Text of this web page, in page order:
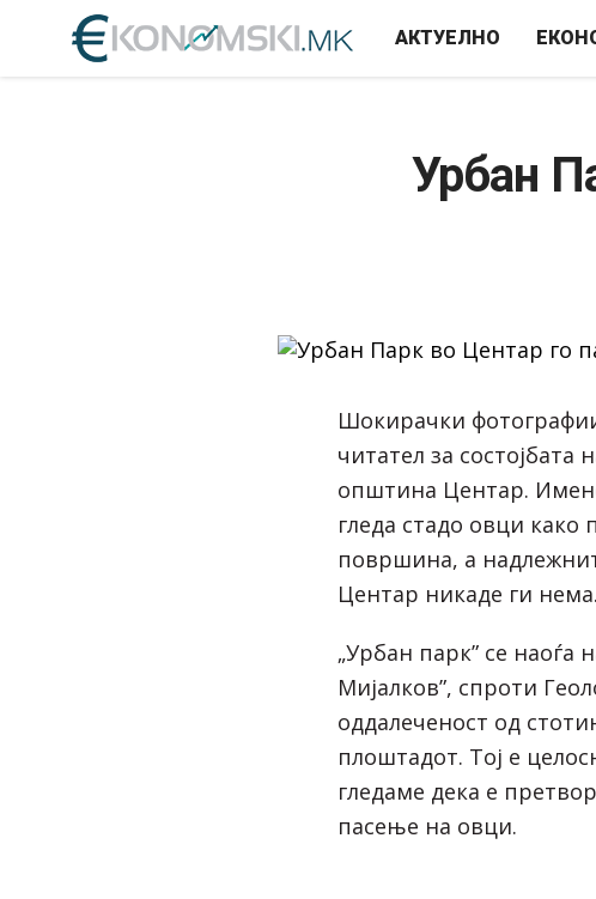
АКТУЕЛНО
Урбан
Шокирачки
читател за состојбата
општина Центар.
гледа стадо овци како
површина, а
Центар никаде ги нема.
„Урбан парк” се наоѓа
Мијалков”, спроти
оддалеченост од
плоштадот. Тој е
гледаме дека е
пасење на овци.